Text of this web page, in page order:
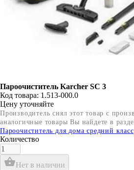
Пароочиститель Karcher SC 3
Код товара: 1.513-000.0
Цену уточняйте
Производитель снял этот товар с
аналогичные товары Вы найдете в
Пароочиститель для дома средний
Количество
shopping_basketНет в наличии